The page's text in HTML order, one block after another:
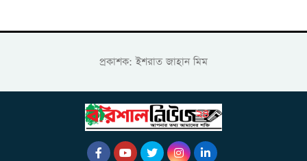
প্রকাশক: ইশরাত জাহান মিম